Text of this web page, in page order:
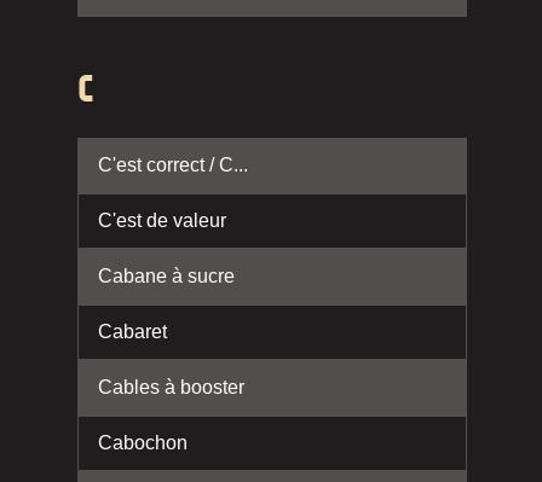
C
C'est correct / C...
C'est de valeur
Cabane à sucre
Cabaret
Cables à booster
Cabochon